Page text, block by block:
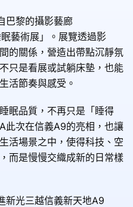
巴黎的攝影藝廊
藝術展」。展覽透過影
的關係，營造出帶點沉靜氛
只是看展或試躺床墊，也能
活節奏與感受。
眠品質，不再只是「睡得
此次在信義A9的亮相，也讓
活場景之中，使得科技、空
而是慢慢交織成新的日常樣
新光三越信義新天地A9